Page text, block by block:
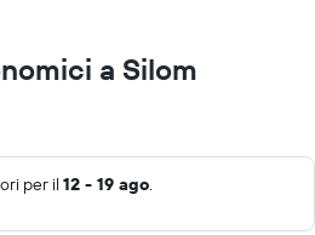
a Silom
per il 12 - 19 ago.